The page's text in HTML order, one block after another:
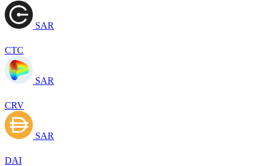
SAR
CTC
SAR
CRV
SAR
DAI